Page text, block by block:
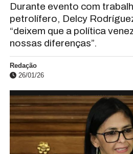
Durante evento com
petrolífero, Delcy
“deixem que a política
nossas diferenças”.
Redação
26/01/26